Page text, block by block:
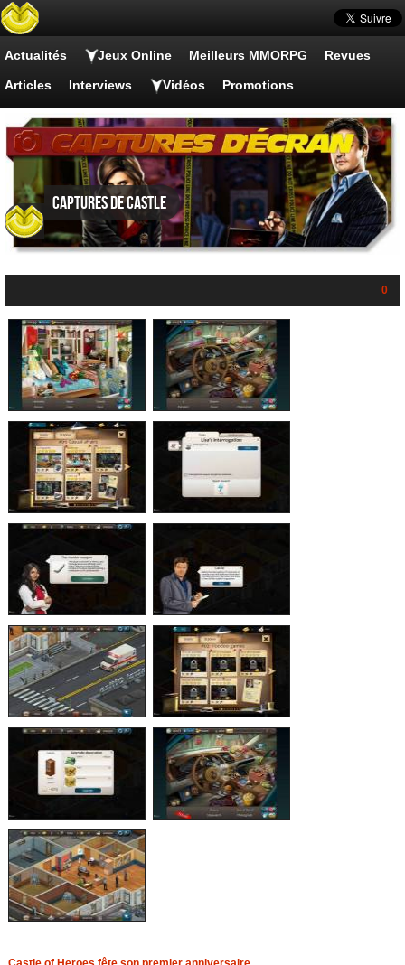
Actualités Jeux Online Meilleurs MMORPG Revues
Articles Interviews Vidéos Promotions
Captures de Castle
0